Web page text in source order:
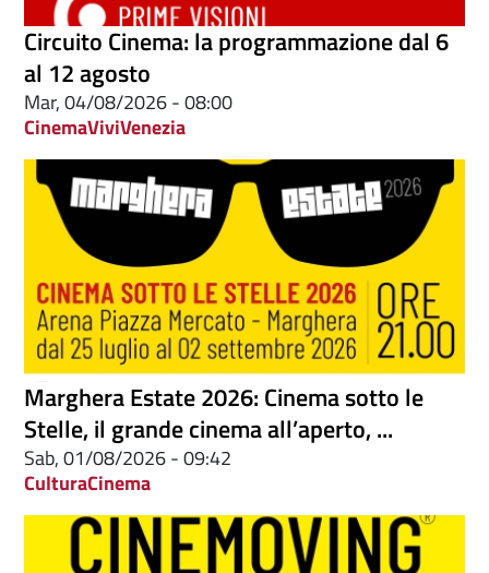
Circuito Cinema: la programmazione dal 6
al 12 agosto
Mar, 04/08/2026 - 08:00
CinemaViviVenezia
Marghera Estate 2026: Cinema sotto le
Stelle, il grande cinema all’aperto, ...
Sab, 01/08/2026 - 09:42
CulturaCinema